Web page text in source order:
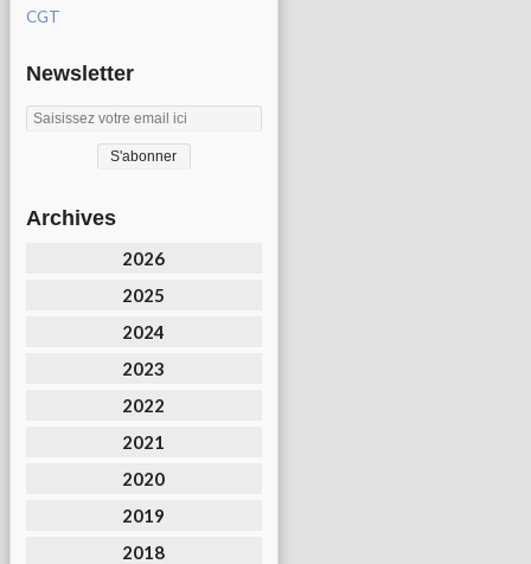
CGT
Newsletter
Archives
2026
2025
2024
2023
2022
2021
2020
2019
2018